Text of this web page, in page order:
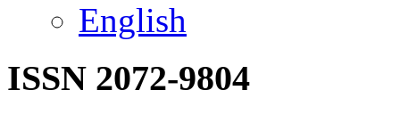
English
ISSN 2072-9804